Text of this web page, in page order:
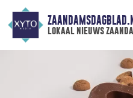
lokaal nieuws